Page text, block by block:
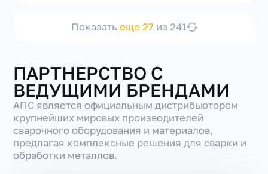
Показать еще 27из 241
ПАРТНЕРСТВО С
ВЕДУЩИМИ БРЕНДАМИ
АПС является официальным дистрибьютором
крупнейших мировых производителей
сварочного оборудования и материалов,
предлагая комплексные решения для сварки и
обработки металлов.